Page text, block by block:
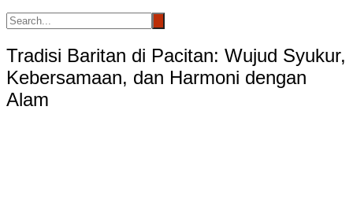
Tradisi Baritan di Pacitan: Wujud Syukur,
Kebersamaan, dan Harmoni dengan
Alam